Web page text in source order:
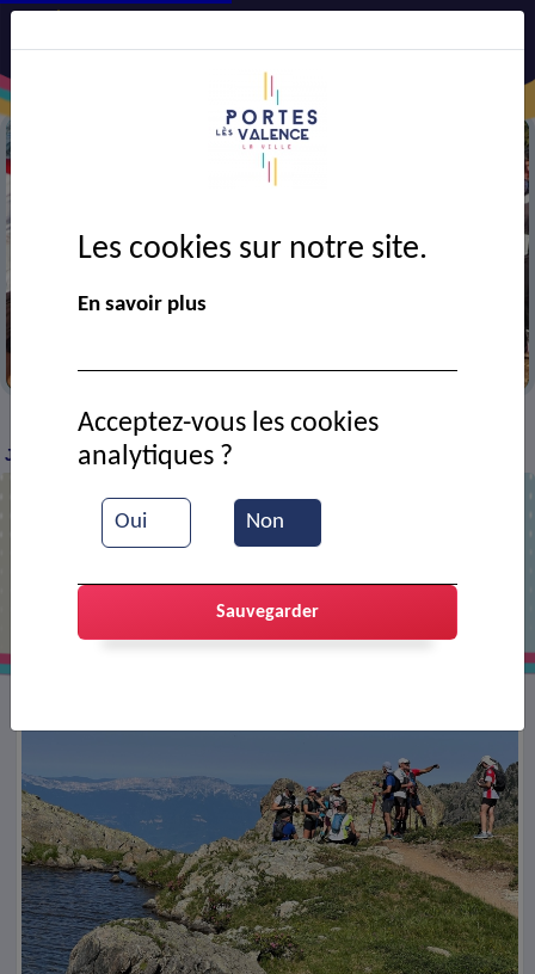
> VIE MUNICIPALE > Ressources documentaires
JCP à la Croix de Belledonne
Les cookies sur notre site.
En savoir plus
Oui Non
Acceptez-vous les cookies
analytiques ?
Sauvegarder